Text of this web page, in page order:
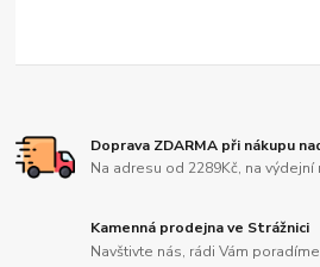
Doprava ZDARMA při nákupu
Na adresu od 2289Kč, na
Kamenná prodejna ve Strážnici
Navštivte nás, rádi Vám